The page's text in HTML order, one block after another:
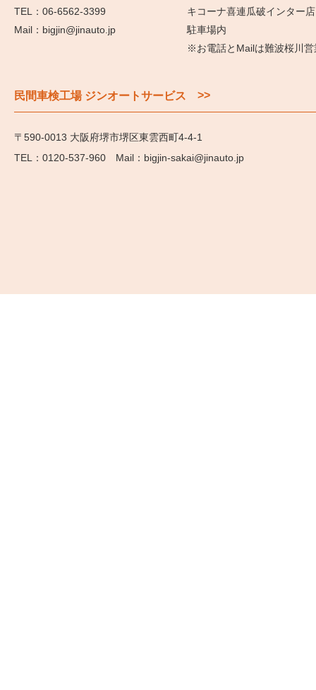
06-6562-3399
bigjin@jinauto.jp
キコーナ喜連瓜破インター店
駐車場内
※お電話とMailは難波桜川営
民間車検工場 ジンオートサービス >>
〒590-0013 大阪府堺市堺区東雲西町4-4-1
0120-537-960
bigjin-sakai@jinauto.jp